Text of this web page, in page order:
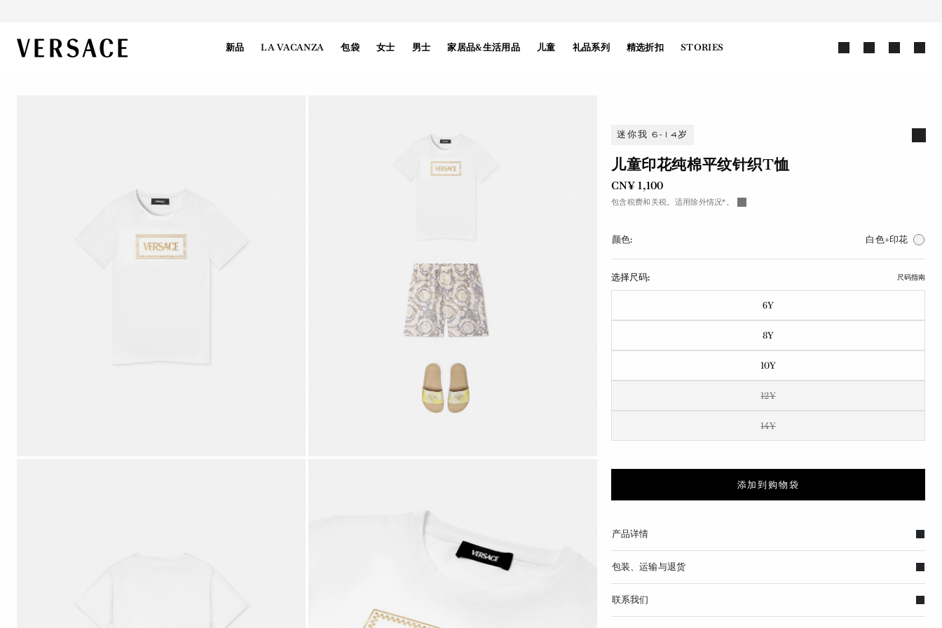
VERSACE | 主页 新品 LA VACANZA 包袋 女士 男士 家居品&生活用品 儿童 礼品系列 精选折扣 STORIES
迷你我 6-14岁
儿童印花纯棉平纹针织T恤
CN¥ 1,100
包含税费和关税。适用除外情况*。
颜色: 白色+印花
选择尺码: 尺码指南
6Y
8Y
10Y
12Y
14Y
添加到购物袋
产品详情
包装、运输与退货
联系我们